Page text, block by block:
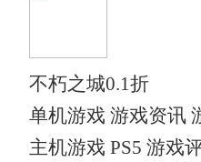
不朽之城0.1折
单机游戏 游戏资讯
主机游戏 PS5 游戏